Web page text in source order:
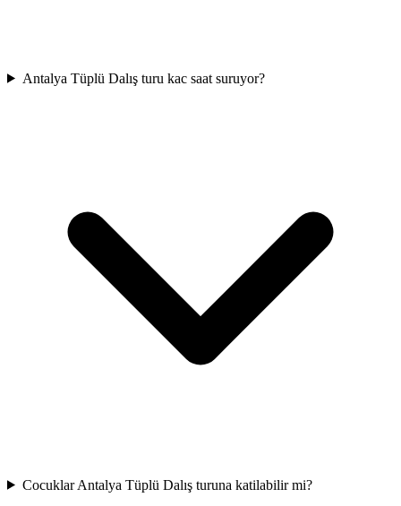
Antalya Tüplü Dalış turu kac saat suruyor?
Cocuklar Antalya Tüplü Dalış turuna katilabilir mi?